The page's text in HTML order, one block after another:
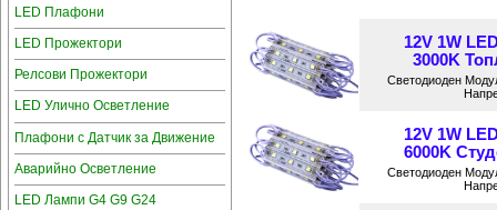
LED Плафони
LED Прожектори
Релсови Прожектори
LED Улично Осветление
Плафони с Датчик за Движение
Аварийно Осветление
LED Лампи G4 G9 G24
12V 1W
3000K
Светодиоден
12V 1W
6000K
Светодиоден